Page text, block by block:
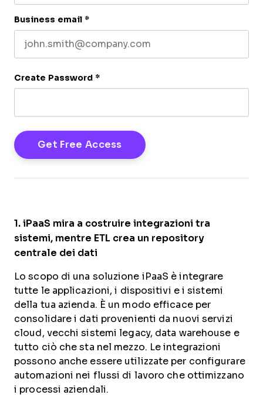
Business email *
Create Password *
1. iPaaS mira a costruire integrazioni tra
sistemi, mentre ETL crea un repository
centrale dei dati
Lo scopo di una soluzione iPaaS è integrare
tutte le applicazioni, i dispositivi e i sistemi
della tua azienda. È un modo efficace per
consolidare i dati provenienti da nuovi servizi
cloud, vecchi sistemi legacy, data warehouse e
tutto ciò che sta nel mezzo. Le integrazioni
possono anche essere utilizzate per configurare
automazioni nei flussi di lavoro che ottimizzano
i processi aziendali.